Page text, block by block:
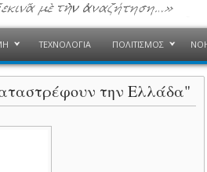
ΤΕΧΝΟΛΟΓΙΑ ΠΟΛΙΤΙΣΜΟΣ
την Ελλάδα"